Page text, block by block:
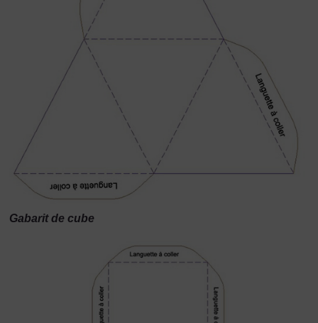
Gabarit de cube